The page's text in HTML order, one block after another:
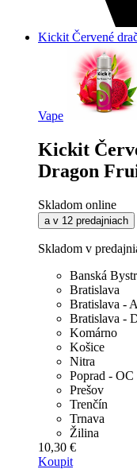
Kickit Červené
Vape
Kickit
Dragon
Skladom online
a v 12 predajniach
Skladom v
Banská
Bratislava
Bratislava -
Bratislava -
Komárno
Košice
Nitra
Poprad -
Prešov
Trenčín
Trnava
Žilina
10,30 €
Koupit